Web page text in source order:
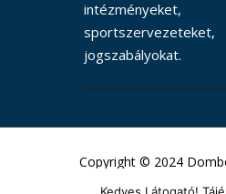
jogszabályokat.
Copyright © 2024